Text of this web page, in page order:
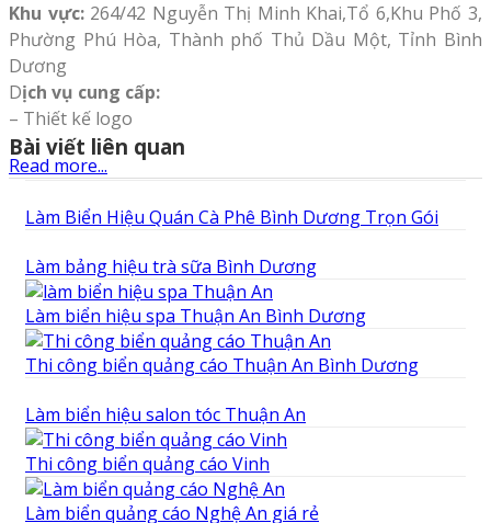
Khu vực: 264/42 Nguyễn Thị Minh Khai,Tổ 6,Khu Phố 3,
Phường Phú Hòa, Thành phố Thủ Dầu Một, Tỉnh Bình
Dương
Dịch vụ cung cấp:
– Thiết kế logo
Read more...
Bài viết liên quan
Làm Biển Hiệu Quán Cà Phê Bình Dương Trọn Gói
Làm bảng hiệu trà sữa Bình Dương
Làm biển hiệu spa Thuận An Bình Dương
Thi công biển quảng cáo Thuận An Bình Dương
Làm biển hiệu salon tóc Thuận An
Thi công biển quảng cáo Vinh
Làm biển quảng cáo Nghệ An giá rẻ